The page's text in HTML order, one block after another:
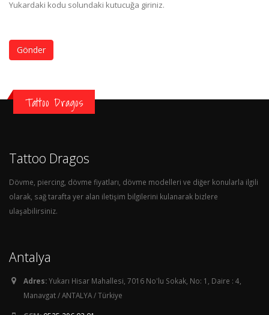
Yukardaki kodu solundaki kutucuğa giriniz.
Gönder
Tattoo Dragos
Tattoo Dragos
Dövme, piercing, dövme fiyatları, dövme modelleri ve diğer konularla ilgili
olarak, sağ tarafta yer alan iletişim bilgilerini kulanarak bizlere
ulaşabilirsiniz.
Antalya
Adres:Yukarı Hisar Mahallesi, 7016 No'lu Sokak, No: 1, Daire : 4,
Manavgat / ANTALYA / Türkiye